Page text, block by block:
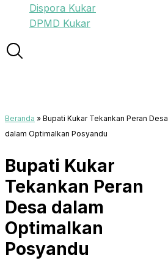
Dispora Kukar
DPMD Kukar
Beranda » Bupati Kukar Tekankan Peran Desa
dalam Optimalkan Posyandu
Bupati Kukar
Tekankan Peran
Desa dalam
Optimalkan
Posyandu